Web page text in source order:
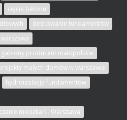
cięcie betonu
deskowanie fundamentów
gabiony producent małopolskie
małych domów w warszawie
hydroizolacja fundamentów
mieszkań - Warszawa